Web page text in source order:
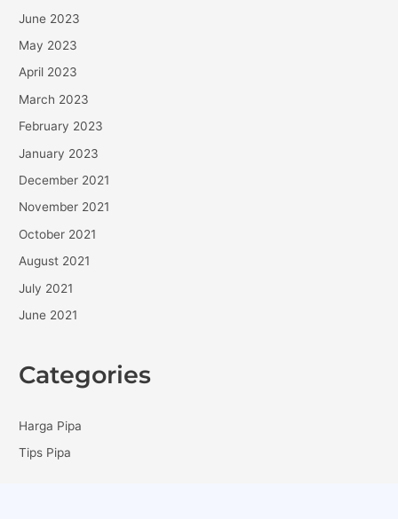
June 2023
May 2023
April 2023
March 2023
February 2023
January 2023
December 2021
November 2021
October 2021
August 2021
July 2021
June 2021
Categories
Harga Pipa
Tips Pipa